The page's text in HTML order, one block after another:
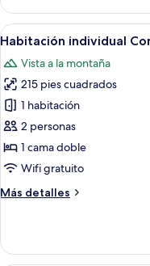
triple
exclusiva
Abrir
todas
las
fotos
de
Habitación
individual
Confort
7
Habitación individual
Vista a la montaña
215 pies cuadrados
1 habitación
2 personas
1 cama doble
Wifi gratuito
Más detalles
Más
individual